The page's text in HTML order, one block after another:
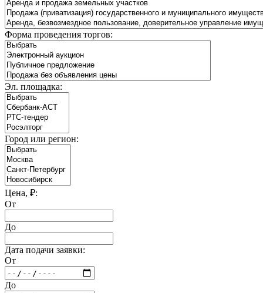
Форма проведения торгов:
Эл. площадка:
Город или регион:
Цена, ₽:
От
До
Дата подачи заявки:
От
До